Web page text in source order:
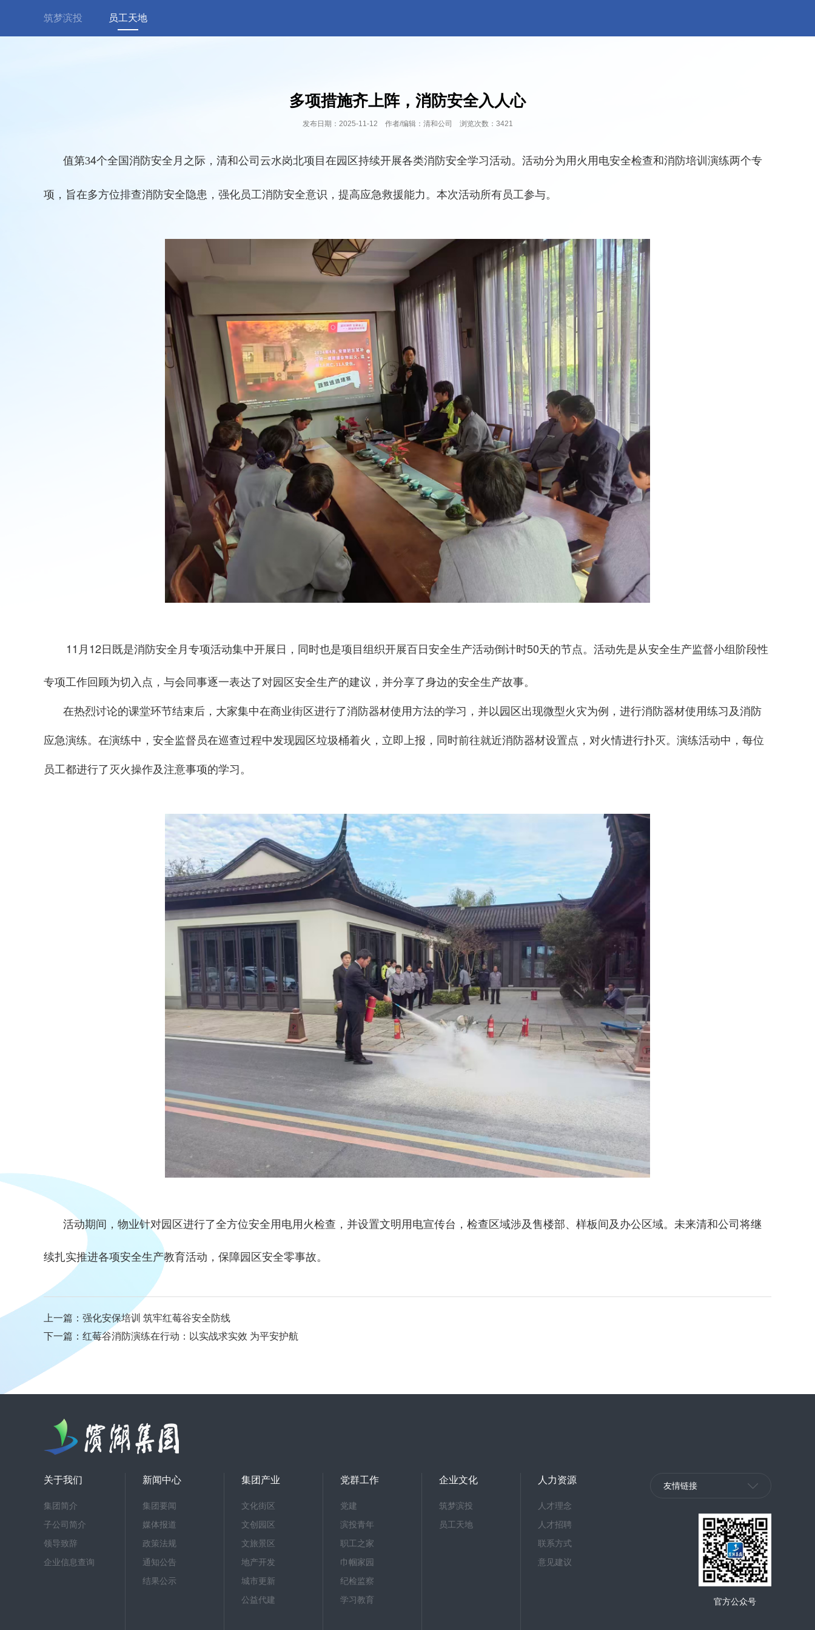
筑梦滨投 员工天地
多项措施齐上阵，消防安全入人心
发布日期：2025-11-12 作者/编辑：清和公司 浏览次数：3421
值第34个全国消防安全月之际，清和公司云水岗北项目在园区持续开展各类消防安全学习活动。活动分为用火用电安全检查和消防培训演练两个专
项，旨在多方位排查消防安全隐患，强化员工消防安全意识，提高应急救援能力。本次活动所有员工参与。
11月12日既是消防安全月专项活动集中开展日，同时也是项目组织开展百日安全生产活动倒计时50天的节点。活动先是从安全生产监督小组阶段性
专项工作回顾为切入点，与会同事逐一表达了对园区安全生产的建议，并分享了身边的安全生产故事。
在热烈讨论的课堂环节结束后，大家集中在商业街区进行了消防器材使用方法的学习，并以园区出现微型火灾为例，进行消防器材使用练习及消防
应急演练。在演练中，安全监督员在巡查过程中发现园区垃圾桶着火，立即上报，同时前往就近消防器材设置点，对火情进行扑灭。演练活动中，每位
员工都进行了灭火操作及注意事项的学习。
活动期间，物业针对园区进行了全方位安全用电用火检查，并设置文明用电宣传台，检查区域涉及售楼部、样板间及办公区域。 未来清和公司将继
续扎实推进各项安全生产教育活动，保障园区安全零事故。
上一篇： 强化安保培训 筑牢红莓谷安全防线
下一篇： 红莓谷消防演练在行动：以实战求实效 为平安护航
关于我们
集团简介
子公司简介
领导致辞
企业信息查询
新闻中心
集团要闻
媒体报道
政策法规
通知公告
结果公示
集团产业
文化街区
文创园区
文旅景区
地产开发
城市更新
公益代建
党群工作
党建
滨投青年
职工之家
巾帼家园
纪检监察
学习教育
企业文化
筑梦滨投
员工天地
人力资源
人才理念
人才招聘
联系方式
意见建议
友情链接
官方公众号